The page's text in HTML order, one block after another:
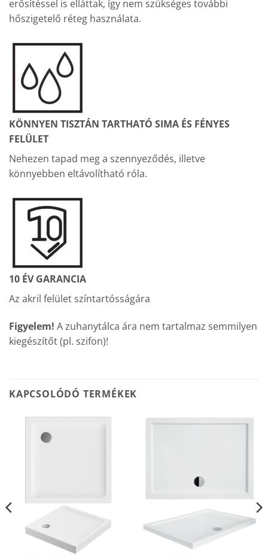
erősítéssel is elláttak, így nem szükséges további
hőszigetelő réteg használata.
KÖNNYEN TISZTÁN TARTHATÓ SIMA ÉS FÉNYES
FELÜLET
Nehezen tapad meg a szennyeződés, illetve
könnyebben eltávolítható róla.
10 ÉV GARANCIA
Az akril felület színtartósságára
Figyelem! A zuhanytálca ára nem tartalmaz semmilyen
kiegészítőt (pl. szifon)!
KAPCSOLÓDÓ TERMÉKEK